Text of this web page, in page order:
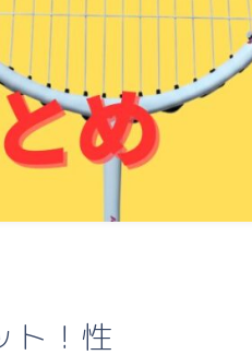
ト！性